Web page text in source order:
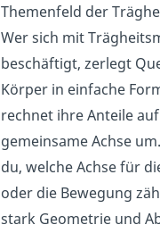
Themenfeld der
Wer sich mit
beschäftigt, zerlegt
Körper in einfache
rechnet ihre Anteile
gemeinsame Achse
du, welche Achse für
oder die Bewegung
stark Geometrie und